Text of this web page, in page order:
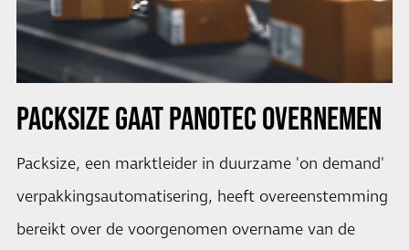
PACKSIZE GAAT PANOTEC OVERNEMEN
Packsize, een marktleider in duurzame 'on demand'
verpakkingsautomatisering, heeft overeenstemming
bereikt over de voorgenomen overname van de